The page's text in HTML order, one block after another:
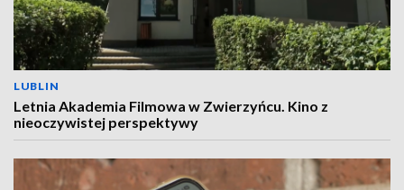
LUBLIN
Letnia Akademia Filmowa w Zwierzyńcu. Kino z
nieoczywistej perspektywy